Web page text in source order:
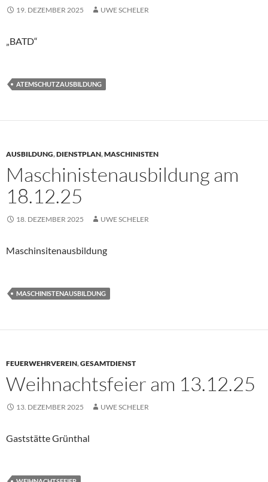
19. DEZEMBER 2025 UWE SCHELER
„BATD“
ATEMSCHUTZAUSBILDUNG
AUSBILDUNG,DIENSTPLAN,MASCHINISTEN
Maschinistenausbildung am
18.12.25
18. DEZEMBER 2025 UWE SCHELER
Maschinsitenausbildung
MASCHINISTENAUSBILDUNG
FEUERWEHRVEREIN,GESAMTDIENST
Weihnachtsfeier am 13.12.25
13. DEZEMBER 2025 UWE SCHELER
Gaststätte Grünthal